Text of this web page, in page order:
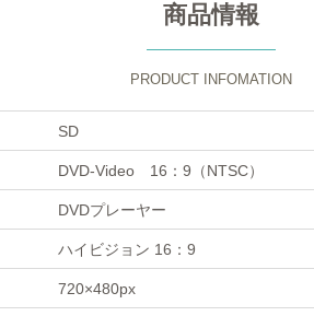
商品情報
PRODUCT INFOMATION
SD
DVD-Video 16：9（NTSC）
DVDプレーヤー
ハイビジョン 16：9
720×480px